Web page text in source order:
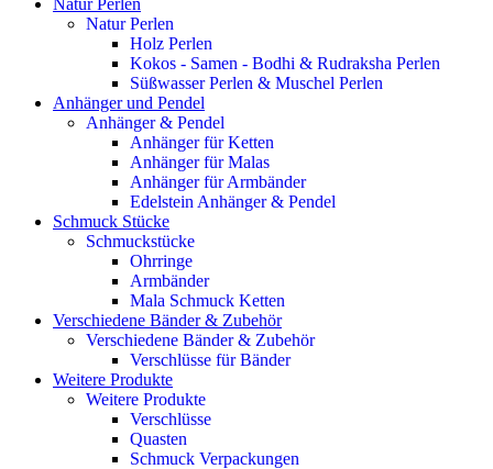
Natur Perlen
Natur Perlen
Holz Perlen
Kokos - Samen - Bodhi & Rudraksha Perlen
Süßwasser Perlen & Muschel Perlen
Anhänger und Pendel
Anhänger & Pendel
Anhänger für Ketten
Anhänger für Malas
Anhänger für Armbänder
Edelstein Anhänger & Pendel
Schmuck Stücke
Schmuckstücke
Ohrringe
Armbänder
Mala Schmuck Ketten
Verschiedene Bänder & Zubehör
Verschiedene Bänder & Zubehör
Verschlüsse für Bänder
Weitere Produkte
Weitere Produkte
Verschlüsse
Quasten
Schmuck Verpackungen